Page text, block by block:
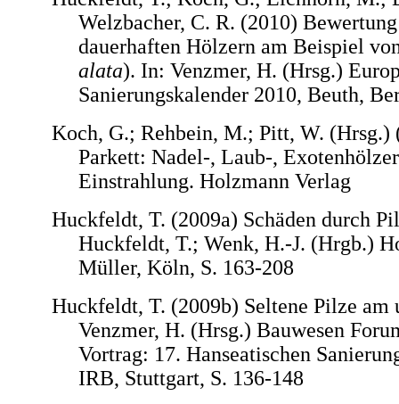
Welzbacher, C. R. (2010)
dauerhaften Hölzern am Beispiel
alata). In: Venzmer, H. (Hrsg.)
Sanierungskalender 2010, Beuth,
Koch, G.; Rehbein, M.; Pitt, W. (Hrsg.)
Parkett: Nadel-, Laub-,
Einstrahlung. Holzmann Verlag
Huckfeldt, T. (2009a) Schäden durch
Huckfeldt, T.; Wenk, H.-J. (Hrgb.)
Müller, Köln, S. 163-208
Huckfeldt, T. (2009b) Seltene Pilze
Venzmer, H. (Hrsg.) Bauwesen
Vortrag: 17. Hanseatischen
IRB, Stuttgart, S. 136-148